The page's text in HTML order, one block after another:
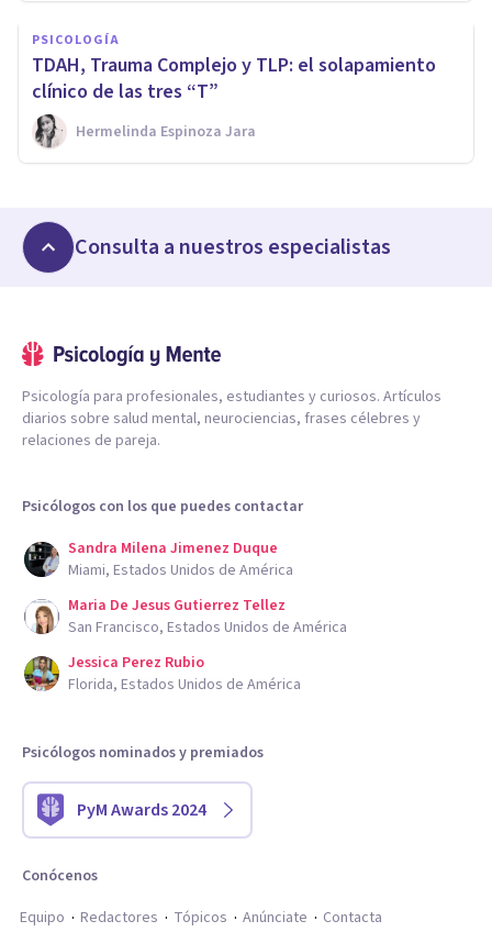
PSICOLOGÍA
TDAH, Trauma Complejo y TLP: el solapamiento
clínico de las tres “T”
Hermelinda Espinoza Jara
Consulta a nuestros especialistas
Psicología para profesionales, estudiantes y curiosos. Artículos
diarios sobre salud mental, neurociencias, frases célebres y
relaciones de pareja.
Psicólogos con los que puedes contactar
Sandra Milena Jimenez Duque
Miami, Estados Unidos de América
Maria De Jesus Gutierrez Tellez
San Francisco, Estados Unidos de América
Jessica Perez Rubio
Florida, Estados Unidos de América
Psicólogos nominados y premiados
PyM Awards 2024
Conócenos
Equipo
Redactores Tópicos Anúnciate Contacta